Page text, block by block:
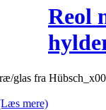
Reol
glas fra
mere)